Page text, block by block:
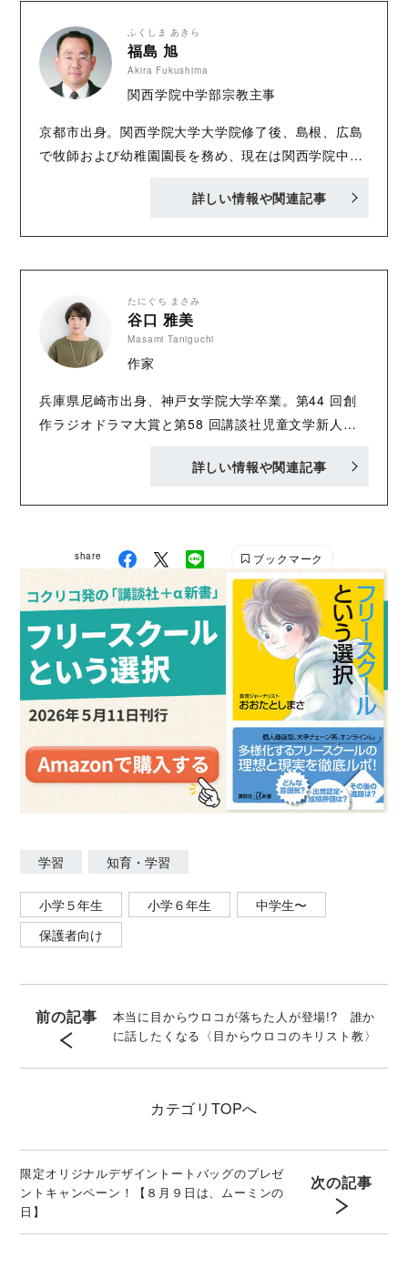
ふくしま あきら
福島 旭
Akira Fukushima
関西学院中学部宗教主事
京都市出身。関西学院大学大学院修了後、島根、広島
で牧師および幼稚園園長を務め、現在は関西学院中学
主事、関西学院大学講師。冠句作家。保護司。琉球音
～旧約聖書』( 共に新教出版社) 他。
詳しい情報や関連記事
たにぐち まさみ
谷口 雅美
Masami Taniguchi
作家
兵庫県尼崎市出身、神戸女学院大学卒業。第44 回創
作ラジオドラマ大賞と第58 回講談社児童文学新人賞
『私立五芒高校 恋する幽霊部員たち』『わたしのカ
詳しい情報や関連記事
share ブックマーク
学習 知育・学習
小学５年生 小学６年生
中学生〜
保護者向け
前の記事
本当に目からウロコが落ちた人が登場!? 誰か
に話したくなる〈目からウロコのキリスト教〉
カテゴリ TOPへ
限定オリジナルデザイントートバッグのプレゼ
ントキャンペーン！【８月９日は、ムーミンの
日】
次の記事